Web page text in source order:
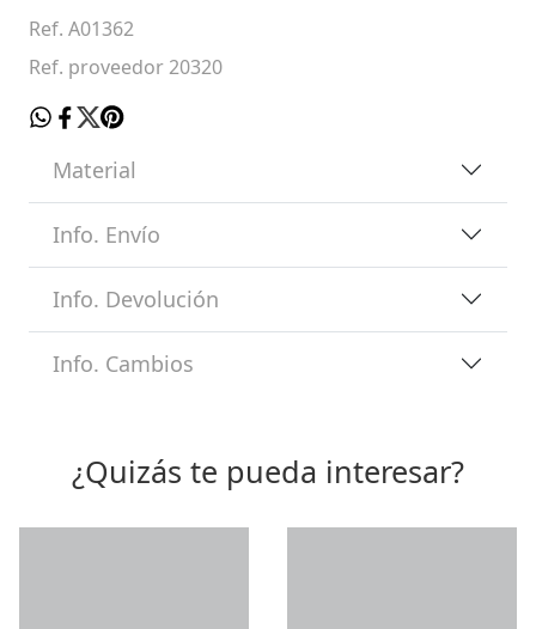
Ref. A01362
Ref. proveedor 20320
Material
Info. Envío
Info. Devolución
Info. Cambios
¿Quizás te pueda interesar?